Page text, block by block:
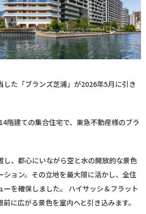
した「ブランズ芝浦」が2026年5月に引き
階建ての集合住宅で、東急不動産様のブラ
し、都心にいながら空と水の開放的な景色
ション。その立地を最大限に活かし、全住
ーを確保しました。 ハイサッシ＆フラット
に広がる景色を室内へと引き込みます。